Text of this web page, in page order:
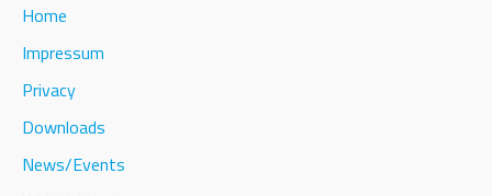
Home
Impressum
Privacy
Downloads
News/Events